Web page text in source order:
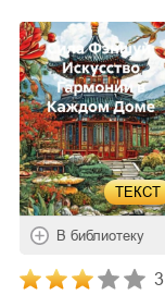
ТЕКСТ
В библиотеку
3